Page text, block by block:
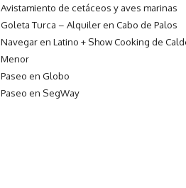
Avistamiento de cetáceos y aves marinas
Goleta Turca – Alquiler en Cabo de Palos
Navegar en Latino + Show Cooking de
Menor
Paseo en Globo
Paseo en SegWay